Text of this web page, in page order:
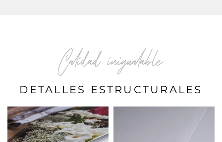
Calidad inigualable
DETALLES ESTRUCTURALES